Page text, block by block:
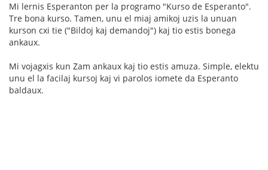
Mi lernis Esperanton per la programo "Kurso de Esperanto".
Tre bona kurso. Tamen, unu el miaj amikoj uzis la unuan
kurson cxi tie ("Bildoj kaj demandoj") kaj tio estis bonega
ankaux.
Mi vojagxis kun Zam ankaux kaj tio estis amuza. Simple, elektu
unu el la facilaj kursoj kaj vi parolos iomete da Esperanto
baldaux.